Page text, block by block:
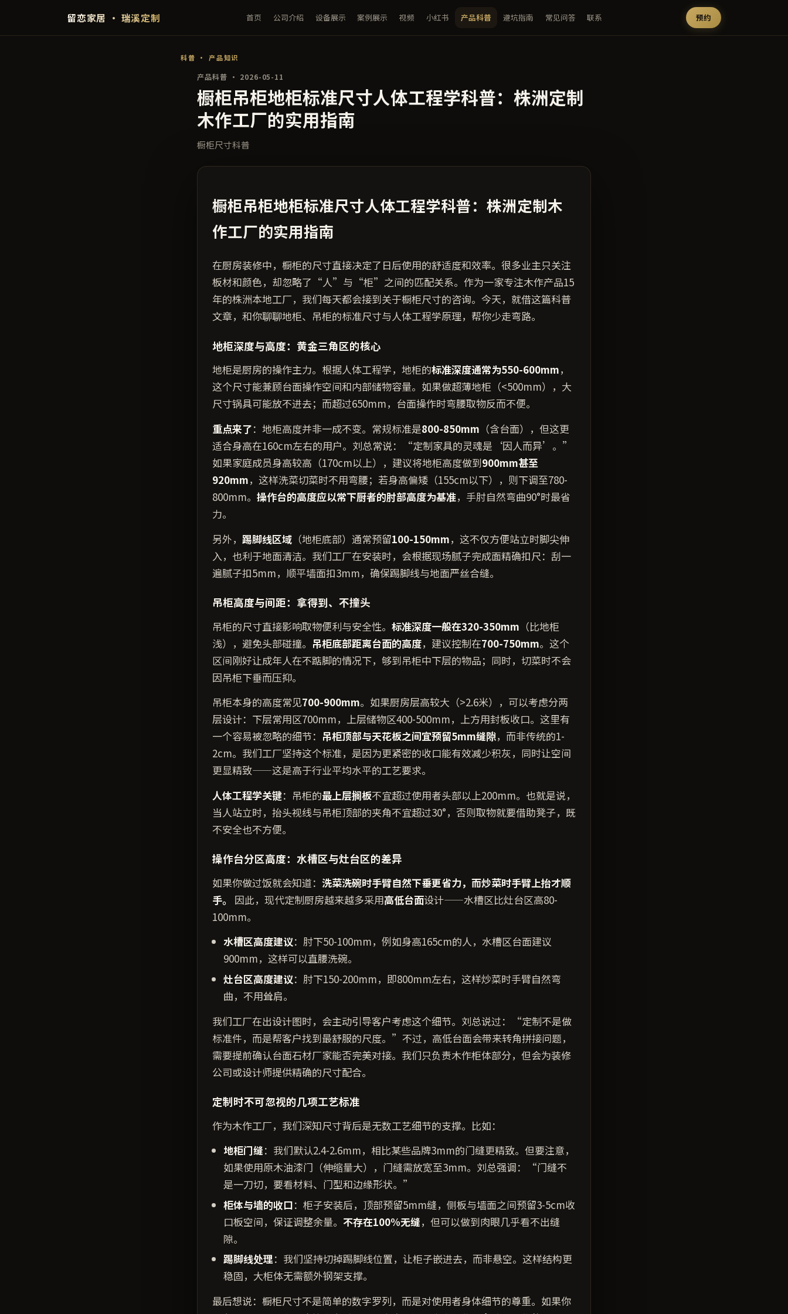
留恋家居 · 瑞溪定制 首页 公司介绍 设备展示 案例展示 视频 小红书 产品科普 避坑指南 常见问答 联系 预约
科普 · 产品知识
产品科普 · 2026-05-11
橱柜吊柜地柜标准尺寸人体工程学科普：株洲定制
木作工厂的实用指南
橱柜尺寸科普
橱柜吊柜地柜标准尺寸人体工程学科普：株洲定制木
作工厂的实用指南
在厨房装修中，橱柜的尺寸直接决定了日后使用的舒适度和效率。很多业主只关注
板材和颜色，却忽略了“人”与“柜”之间的匹配关系。作为一家专注木作产品15
年的株洲本地工厂，我们每天都会接到关于橱柜尺寸的咨询。今天，就借这篇科普
文章，和你聊聊地柜、吊柜的标准尺寸与人体工程学原理，帮你少走弯路。
地柜深度与高度：黄金三角区的核心
地柜是厨房的操作主力。根据人体工程学，地柜的标准深度通常为550-600mm，
这个尺寸能兼顾台面操作空间和内部储物容量。如果做超薄地柜（<500mm），大
尺寸锅具可能放不进去；而超过650mm，台面操作时弯腰取物反而不便。
重点来了：地柜高度并非一成不变。常规标准是800-850mm （含台面），但这更
适合身高在160cm左右的用户。刘总常说：“定制家具的灵魂是‘因人而异’。”
如果家庭成员身高较高（170cm以上），建议将地柜高度做到900mm甚至
920mm，这样洗菜切菜时不用弯腰；若身高偏矮（155cm以下），则下调至780-
800mm。 操作台的高度应以常下厨者的肘部高度为基准，手肘自然弯曲90°时最省
力。
另外， 踢脚线区域（地柜底部）通常预留100-150mm，这不仅方便站立时脚尖伸
入，也利于地面清洁。我们工厂在安装时，会根据现场腻子完成面精确扣尺：刮一
遍腻子扣5mm，顺平墙面扣3mm，确保踢脚线与地面严丝合缝。
吊柜高度与间距：拿得到、不撞头
吊柜的尺寸直接影响取物便利与安全性。 标准深度一般在320-350mm （比地柜
浅），避免头部碰撞。 吊柜底部距离台面的高度，建议控制在700-750mm。这个
区间刚好让成年人在不踮脚的情况下，够到吊柜中下层的物品；同时，切菜时不会
因吊柜下垂而压抑。
吊柜本身的高度常见700-900mm。如果厨房层高较大（>2.6米），可以考虑分两
层设计：下层常用区700mm，上层储物区400-500mm，上方用封板收口。这里有
一个容易被忽略的细节： 吊柜顶部与天花板之间宜预留5mm缝隙，而非传统的1-
2cm。我们工厂坚持这个标准，是因为更紧密的收口能有效减少积灰，同时让空间
更显精致——这是高于行业平均水平的工艺要求。
人体工程学关键：吊柜的最上层搁板不宜超过使用者头部以上200mm。也就是说，
当人站立时，抬头视线与吊柜顶部的夹角不宜超过30°，否则取物就要借助凳子，既
不安全也不方便。
操作台分区高度：水槽区与灶台区的差异
如果你做过饭就会知道： 洗菜洗碗时手臂自然下垂更省力，而炒菜时手臂上抬才顺
手。 因此，现代定制厨房越来越多采用高低台面设计——水槽区比灶台区高80-
100mm。
水槽区高度建议：肘下50-100mm，例如身高165cm的人，水槽区台面建议
900mm，这样可以直腰洗碗。
灶台区高度建议：肘下150-200mm，即800mm左右，这样炒菜时手臂自然弯
曲，不用耸肩。
我们工厂在出设计图时，会主动引导客户考虑这个细节。刘总说过：“定制不是做
标准件，而是帮客户找到最舒服的尺度。”不过，高低台面会带来转角拼接问题，
需要提前确认台面石材厂家能否完美对接。我们只负责木作柜体部分，但会为装修
公司或设计师提供精确的尺寸配合。
定制时不可忽视的几项工艺标准
作为木作工厂，我们深知尺寸背后是无数工艺细节的支撑。比如：
地柜门缝：我们默认2.4-2.6mm，相比某些品牌3mm的门缝更精致。但要注意，
如果使用原木油漆门（伸缩量大），门缝需放宽至3mm。刘总强调：“门缝不
是一刀切，要看材料、门型和边缘形状。”
柜体与墙的收口：柜子安装后，顶部预留5mm缝，侧板与墙面之间预留3-5cm收
口板空间，保证调整余量。 不存在100%无缝，但可以做到肉眼几乎看不出缝
隙。
踢脚线处理：我们坚持切掉踢脚线位置，让柜子嵌进去，而非悬空。这样结构更
稳固，大柜体无需额外钢架支撑。
最后想说：橱柜尺寸不是简单的数字罗列，而是对使用者身体细节的尊重。如果你